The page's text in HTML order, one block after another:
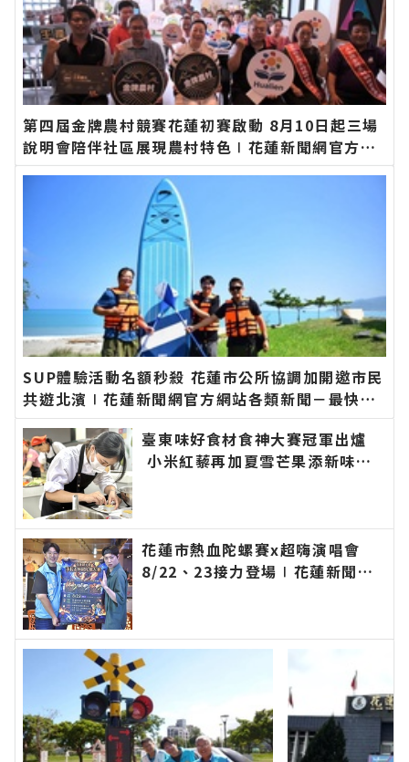
第四屆金牌農村競賽花蓮初賽啟動 8月10日起三場
說明會陪伴社區展現農村特色∣花蓮新聞網官方網
站各類新聞－最快速的今日新聞報導 最新的在地資
SUP體驗活動名額秒殺 花蓮市公所協調加開邀市民
共遊北濱∣花蓮新聞網官方網站各類新聞－最快速
的今日新聞報導 最新的在地資訊！
臺東味好食材食神大賽冠軍出爐
小米紅藜再加夏雪芒果添新味∣
資訊！
花蓮市熱血陀螺賽x超嗨演唱會
8/22、23接力登場∣花蓮新聞網